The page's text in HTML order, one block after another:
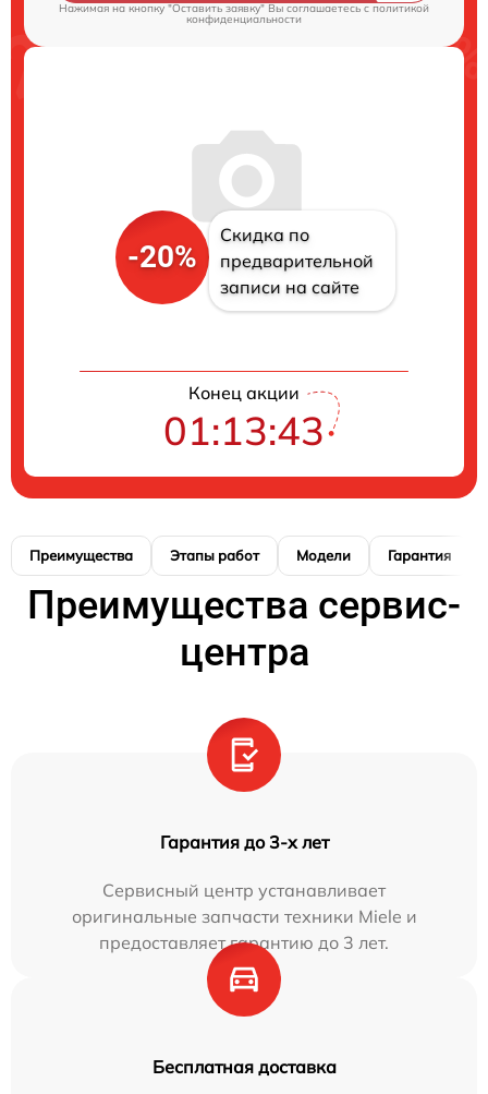
Нажимая на кнопку "Оставить заявку" Вы соглашаетесь cполитикой
конфиденциальности
-20%
Скидка по
предварительной
записи на сайте
Конец акции
01:13:42
Преимущества Этапы работ Модели Гарантия
Преимущества сервис-
центра
Гарантия до 3-х лет
Сервисный центр устанавливает
оригинальные запчасти техники Miele и
предоставляет гарантию до 3 лет.
Бесплатная доставка